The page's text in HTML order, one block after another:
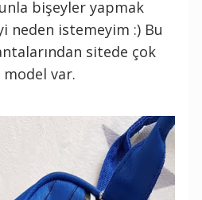
bişeyler yapmak
neden istemeyim :) Bu
sitede çok
model var.